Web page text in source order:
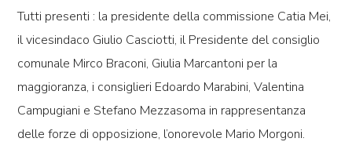
Tutti presenti : la presidente della commissione Catia Mei,
il vicesindaco Giulio Casciotti, il Presidente del consiglio
comunale Mirco Braconi, Giulia Marcantoni per la
maggioranza, i consiglieri Edoardo Marabini, Valentina
Campugiani e Stefano Mezzasoma in rappresentanza
delle forze di opposizione, l’onorevole Mario Morgoni.